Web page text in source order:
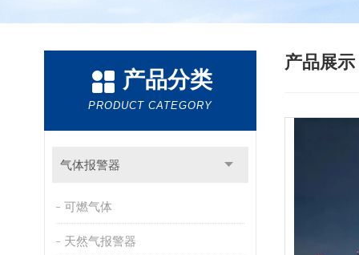
产品分类
PRODUCT CATEGORY
气体报警器
可燃气体
天然气报警器
产品展示